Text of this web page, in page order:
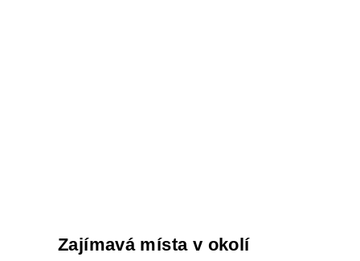
Zajímavá místa v okolí